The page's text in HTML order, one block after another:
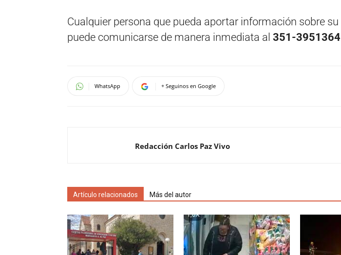
Cualquier persona que pueda aportar información sobre
puede comunicarse de manera inmediata al 351-3951364
WhatsApp + Seguinos en Google
Redacción Carlos Paz Vivo
Artículo relacionados Más del autor